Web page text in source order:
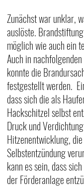
Zunächst war unklar,
auslöste.
möglich wie auch ein
Auch in
konnte die
festgestellt werden.
dass sich die als
Hackschitzel selbst
Druck und
Hitzenentwicklung,
Selbstentzündung
kann es sein, dass
der Förderanlage